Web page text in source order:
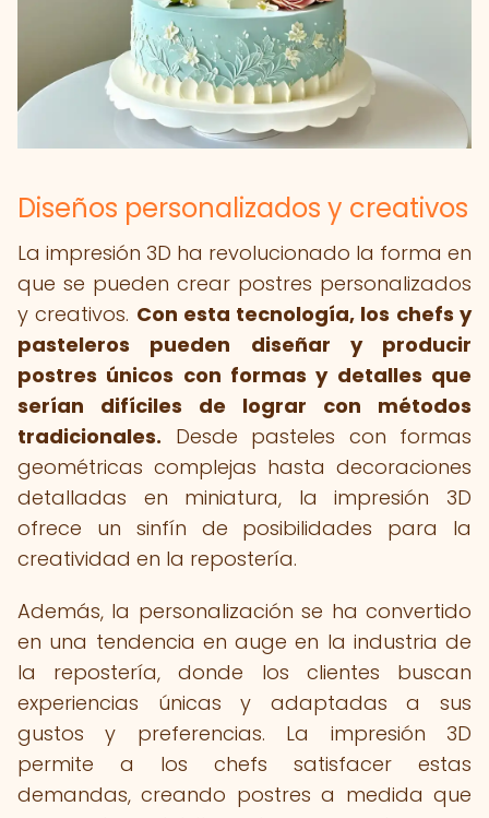
Diseños personalizados y creativos
La impresión 3D ha revolucionado la forma en
que se pueden crear postres personalizados
y creativos. Con esta tecnología, los chefs y
pasteleros pueden diseñar y producir
postres únicos con formas y detalles que
serían difíciles de lograr con métodos
tradicionales. Desde pasteles con formas
geométricas complejas hasta decoraciones
detalladas en miniatura, la impresión 3D
ofrece un sinfín de posibilidades para la
creatividad en la repostería.
Además, la personalización se ha convertido
en una tendencia en auge en la industria de
la repostería, donde los clientes buscan
experiencias únicas y adaptadas a sus
gustos y preferencias. La impresión 3D
permite a los chefs satisfacer estas
demandas, creando postres a medida que